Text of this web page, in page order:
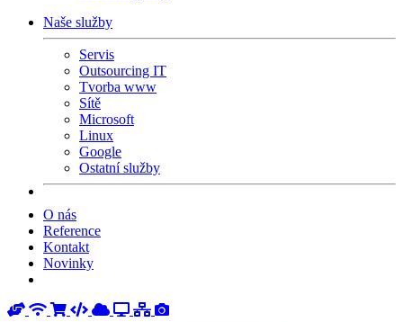
Naše služby
Servis
Outsourcing IT
Tvorba www
Sítě
Microsoft
Linux
Google
Ostatní služby
O nás
Reference
Kontakt
Novinky